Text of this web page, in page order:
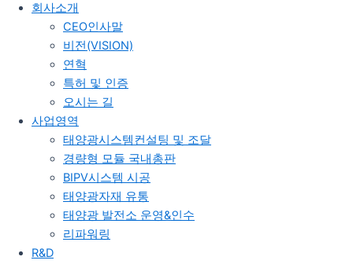
회사소개
CEO인사말
비전(VISION)
연혁
특허 및 인증
오시는 길
사업영역
태양광시스템컨설팅 및 조달
경량형 모듈 국내총판
BIPV시스템 시공
태양광자재 유통
태양광 발전소 운영&인수
리파워링
R&D